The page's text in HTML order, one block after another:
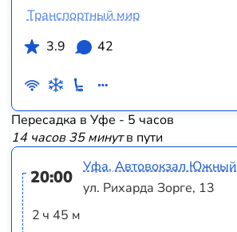
Транспортный мир
3.9
42
Пересадка в Уфе - 5 часов
14 часов 35 минутв пути
20:00
2 ч 45 м
Уфа, Автовокзал Южный
ул. Рихарда Зорге, 13